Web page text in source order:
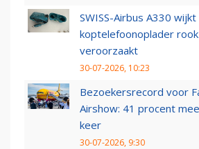
SWISS-Airbus A330
koptelefoonoplader rook
veroorzaakt
30-07-2026, 10:23
Bezoekersrecord voor
Airshow: 41 procent
keer
30-07-2026, 9:30